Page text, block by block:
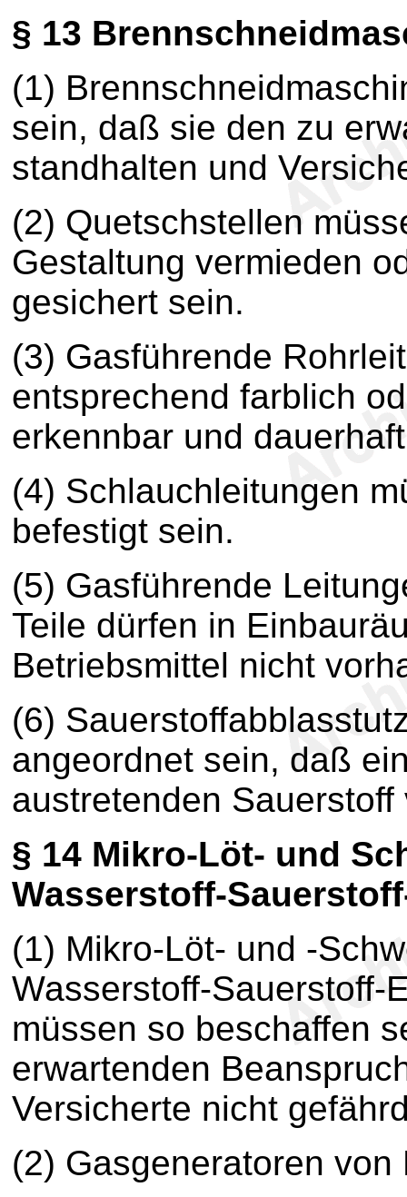
§ 13
(1)
sein, daß sie den zu
standhalten und
(2) Quetschstellen
Gestaltung vermieden
gesichert sein.
(3) Gasführende
entsprechend farblich
erkennbar und
(4) Schlauchleitungen
befestigt sein.
(5) Gasführende
Teile dürfen in
Betriebsmittel nicht
(6)
angeordnet sein, daß
austretenden
§ 14 Mikro-Löt- und
Wasserstoff-
(1) Mikro-Löt- und -
Wasserstoff-Sauerstoff-
müssen so beschaffen
erwartenden
Versicherte nicht
(2) Gasgeneratoren von